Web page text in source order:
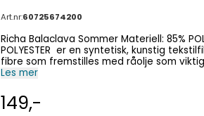
Art.nr:60725674200
Richa Balaclava Sommer Materiell: 85% POLYESTER LYCRA MESH + 15% SPANDEX
POLYESTER er en syntetisk, kunstig
fibre som fremstilles med råolje som viktigste råstoff. MESH er et
som ofte brukes i ulike industrielle og
holdbarhet. Mesh brukes ofte i
med industrielle filtre. SPANDEX -stoff, også kjent som polyuretanfiberstoff, er et stoff
Les mer
149,-